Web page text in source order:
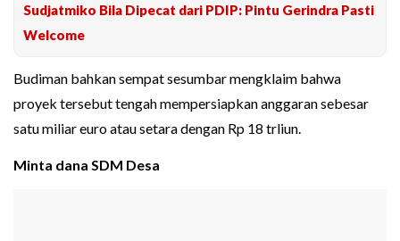
Sudjatmiko Bila Dipecat dari PDIP: Pintu Gerindra Pasti
Welcome
Budiman bahkan sempat sesumbar mengklaim bahwa
proyek tersebut tengah mempersiapkan anggaran sebesar
satu miliar euro atau setara dengan Rp 18 trliun.
Minta dana SDM Desa